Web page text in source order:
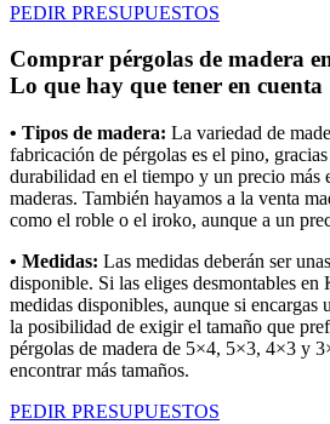
PEDIR PRESUPUESTOS
Comprar pérgolas de madera
Lo que hay que tener en cuenta
• Tipos de madera: La variedad de
fabricación de pérgolas es el pino,
durabilidad en el tiempo y un precio más
maderas. También hayamos a la venta
como el roble o el iroko, aunque a un
• Medidas: Las medidas deberán ser
disponible. Si las eliges desmontables en
medidas disponibles, aunque si encargas
la posibilidad de exigir el tamaño que
pérgolas de madera de 5×4, 5×3, 4×3 y
encontrar más tamaños.
PEDIR PRESUPUESTOS